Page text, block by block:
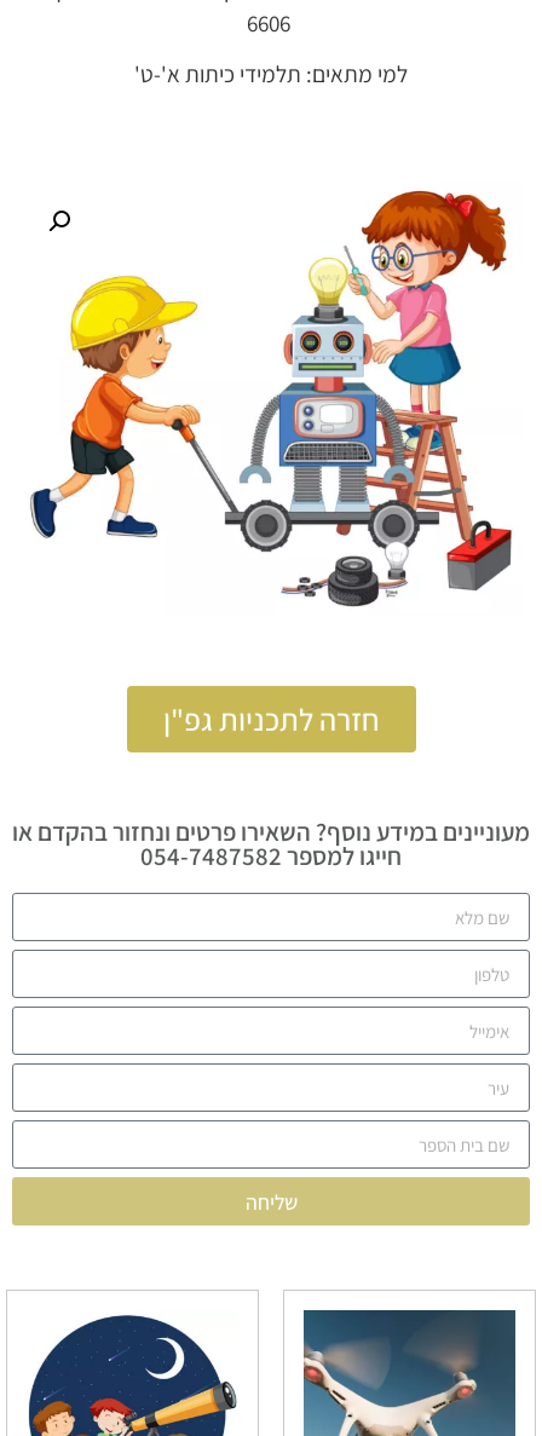
למי מתאים: תלמידי כיתות א'-ט'
חזרה לתכניות גפ"ן
מעוניינים במידע נוסף? השאירו פרטים ונחזור בהקדם או
חייגו למספר 054-7487582
שליחה